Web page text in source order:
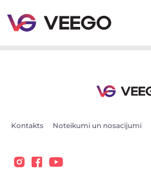
Kontakts Noteikumi un nosacījumi